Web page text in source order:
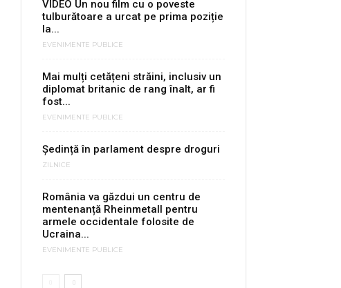
VIDEO Un nou film cu o poveste
tulburătoare a urcat pe prima poziție
la...
EVENIMENTE PUBLICE
Mai mulți cetățeni străini, inclusiv un
diplomat britanic de rang înalt, ar fi
fost...
EVENIMENTE PUBLICE
Ședință în parlament despre droguri
ZILNICE
România va găzdui un centru de
mentenanță Rheinmetall pentru
armele occidentale folosite de
Ucraina...
EVENIMENTE PUBLICE